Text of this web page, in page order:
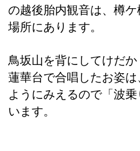
の越後胎内観音は、樽
場所にあります。
鳥坂山を背にしてけだ
蓮華台で合唱したお姿
ようにみえるので「波
います。